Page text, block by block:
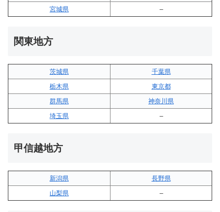
宮城県
–
関東地方
茨城県
千葉県
栃木県
東京都
群馬県
神奈川県
埼玉県
–
甲信越地方
新潟県
長野県
山梨県
–